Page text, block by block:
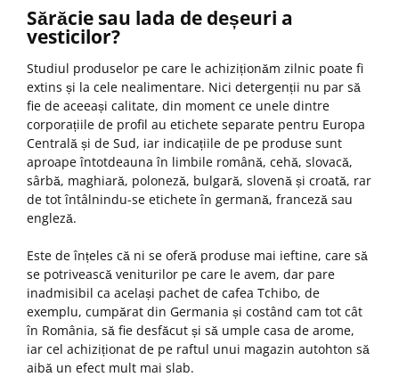
Sărăcie sau lada de deșeuri a
vesticilor?
Studiul produselor pe care le achiziționăm zilnic poate fi
extins și la cele nealimentare. Nici detergenții nu par să
fie de aceeași calitate, din moment ce unele dintre
corporațiile de profil au etichete separate pentru Europa
Centrală și de Sud, iar indicațiile de pe produse sunt
aproape întotdeauna în limbile română, cehă, slovacă,
sârbă, maghiară, poloneză, bulgară, slovenă și croată, rar
de tot întâlnindu-se etichete în germană, franceză sau
engleză.
Este de înțeles că ni se oferă produse mai ieftine, care să
se potrivească veniturilor pe care le avem, dar pare
inadmisibil ca același pachet de cafea Tchibo, de
exemplu, cumpărat din Germania și costând cam tot cât
în România, să fie desfăcut și să umple casa de arome,
iar cel achiziționat de pe raftul unui magazin autohton să
aibă un efect mult mai slab.